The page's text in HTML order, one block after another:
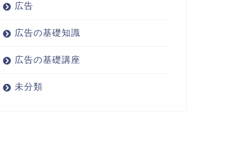
広告
広告の基礎知識
広告の基礎講座
未分類